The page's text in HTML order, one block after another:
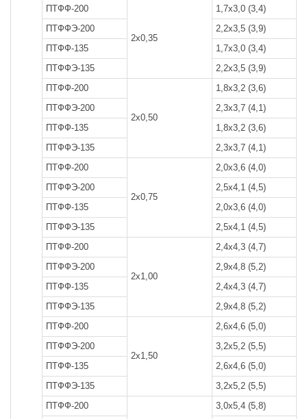
ПТФФ-200
2x0,35
1,7x3,0 (3,4)
ПТФФЭ-200
2,2x3,5 (3,9)
ПТФФ-135
1,7x3,0 (3,4)
ПТФФЭ-135
2,2x3,5 (3,9)
ПТФФ-200
2x0,50
1,8x3,2 (3,6)
ПТФФЭ-200
2,3x3,7 (4,1)
ПТФФ-135
1,8x3,2 (3,6)
ПТФФЭ-135
2,3x3,7 (4,1)
ПТФФ-200
2x0,75
2,0x3,6 (4,0)
ПТФФЭ-200
2,5x4,1 (4,5)
ПТФФ-135
2,0x3,6 (4,0)
ПТФФЭ-135
2,5x4,1 (4,5)
ПТФФ-200
2x1,00
2,4x4,3 (4,7)
ПТФФЭ-200
2,9x4,8 (5,2)
ПТФФ-135
2,4x4,3 (4,7)
ПТФФЭ-135
2,9x4,8 (5,2)
ПТФФ-200
2x1,50
2,6x4,6 (5,0)
ПТФФЭ-200
3,2x5,2 (5,5)
ПТФФ-135
2,6x4,6 (5,0)
ПТФФЭ-135
3,2x5,2 (5,5)
ПТФФ-200
3,0x5,4 (5,8)